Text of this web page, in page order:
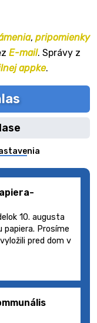
, pripomienky
E-mail. Správy z
appke.
10. augusta
papiera. Prosíme
pred dom v